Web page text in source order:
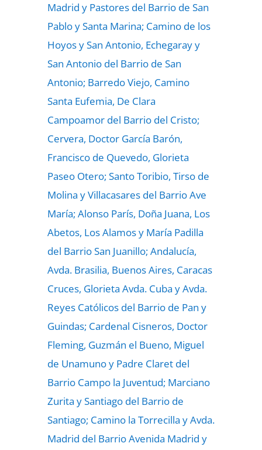
Madrid y Pastores del Barrio de San
Pablo y Santa Marina; Camino de los
Hoyos y San Antonio, Echegaray y
San Antonio del Barrio de San
Antonio; Barredo Viejo, Camino
Santa Eufemia, De Clara
Campoamor del Barrio del Cristo;
Cervera, Doctor García Barón,
Francisco de Quevedo, Glorieta
Paseo Otero; Santo Toribio, Tirso de
Molina y Villacasares del Barrio Ave
María; Alonso París, Doña Juana, Los
Abetos, Los Alamos y María Padilla
del Barrio San Juanillo; Andalucía,
Avda. Brasilia, Buenos Aires, Caracas
Cruces, Glorieta Avda. Cuba y Avda.
Reyes Católicos del Barrio de Pan y
Guindas; Cardenal Cisneros, Doctor
Fleming, Guzmán el Bueno, Miguel
de Unamuno y Padre Claret del
Barrio Campo la Juventud; Marciano
Zurita y Santiago del Barrio de
Santiago; Camino la Torrecilla y Avda.
Madrid del Barrio Avenida Madrid y